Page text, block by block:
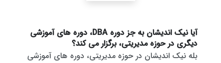
آیا نیک اندیشان به جز دوره DBA، دوره های آموزشی
دیگری در حوزه مدیریتی، برگزار می کند؟
بله نیک اندیشان در حوزه مدیریتی، دوره های آموزشی